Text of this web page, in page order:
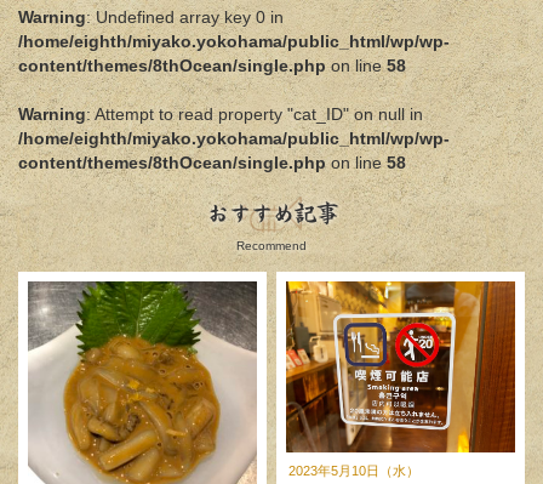
Warning: Undefined array key 0 in
/home/eighth/miyako.yokohama/public_html/wp/wp-
content/themes/8thOcean/single.phpon line58
Warning: Attempt to read property "cat_ID" on null in
/home/eighth/miyako.yokohama/public_html/wp/wp-
content/themes/8thOcean/single.phpon line58
おすすめ記事
Recommend
2023年5月10日（水）